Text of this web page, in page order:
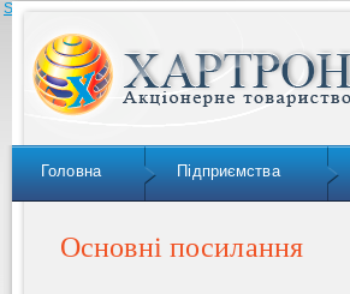
Skip to navigation
Головна Підприємства
Основні посилання